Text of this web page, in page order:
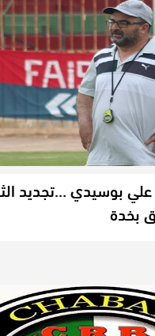
بوسيدي …تجديد
بخدة